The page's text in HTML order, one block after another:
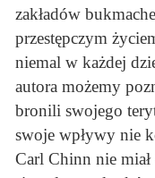
zakładów
przestępczym
niemal w każdej
autora możemy
bronili swojego
swoje wpływy nie
Carl Chinn nie miał